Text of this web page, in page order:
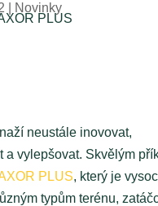
Novinky
neustále inovovat,
a vylepšovat. Skvělým
PLUS, který je
typům terénu,